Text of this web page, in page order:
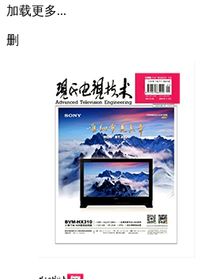
加载更多...
删